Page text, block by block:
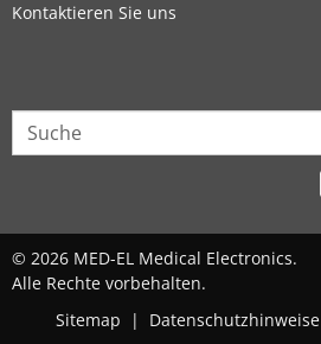
Kontaktieren Sie uns
© 2026 MED-EL Medical Electronics.
Alle Rechte vorbehalten.
Sitemap
| Datenschutzhinweise